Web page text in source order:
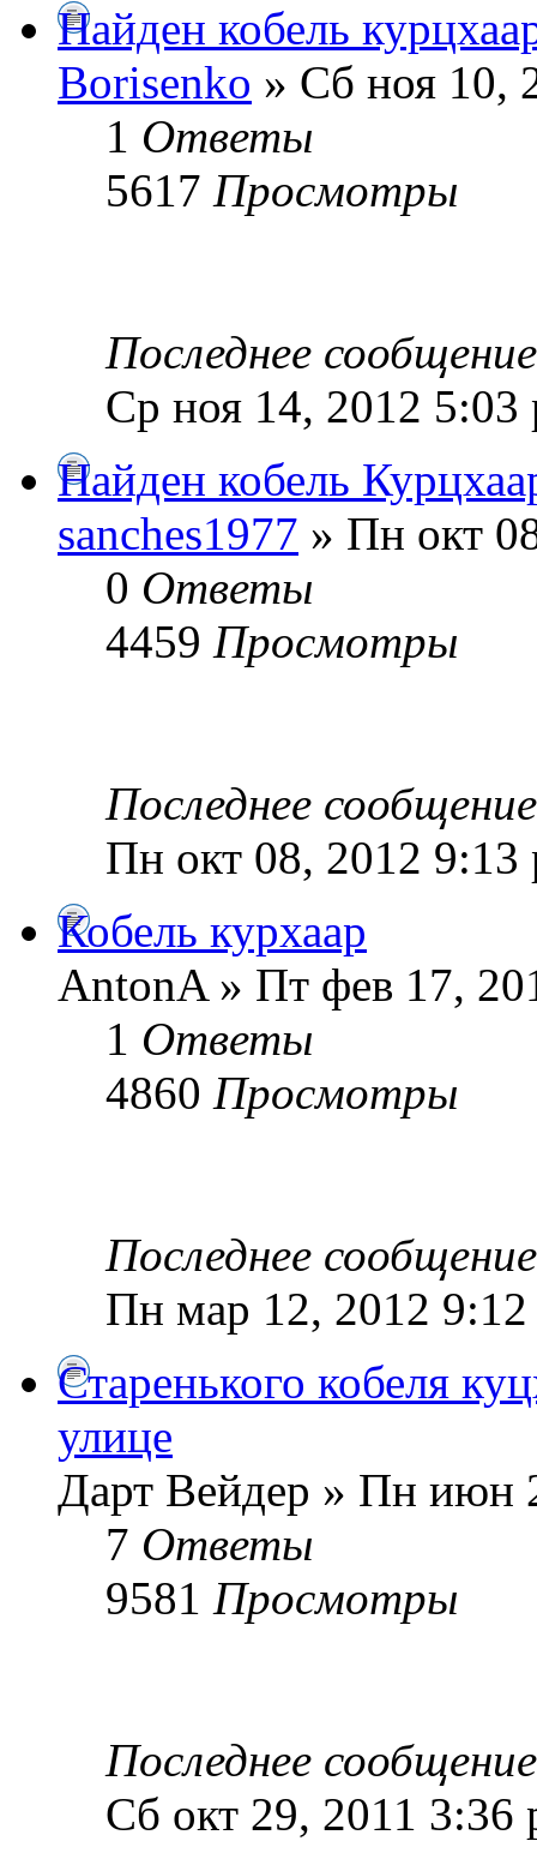
Найден кобель
Borisenko » Сб ноя 10,
1 Ответы
5617 Просмотры
Последнее
Ср ноя 14, 2012 5:03
Найден кобель
sanches1977 » Пн окт
0 Ответы
4459 Просмотры
Последнее
Пн окт 08, 2012 9:13
Кобель курхаар
AntonA » Пт фев 17,
1 Ответы
4860 Просмотры
Последнее
Пн мар 12, 2012 9:12
Старенького кобеля
улице
Дарт Вейдер » Пн июн
7 Ответы
9581 Просмотры
Последнее
Сб окт 29, 2011 3:36